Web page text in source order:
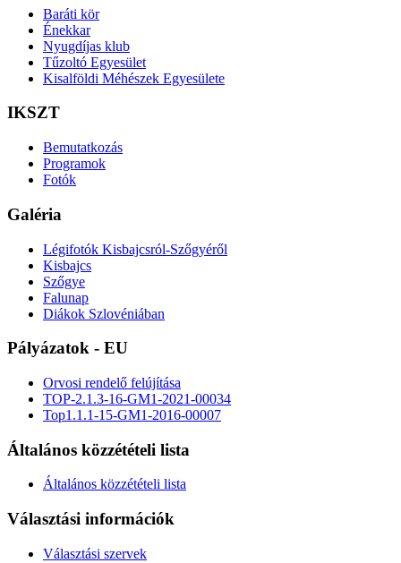
Baráti kör
Énekkar
Nyugdíjas klub
Tűzoltó Egyesület
Kisalföldi Méhészek Egyesülete
IKSZT
Bemutatkozás
Programok
Fotók
Galéria
Légifotók Kisbajcsról-Szőgyéről
Kisbajcs
Szőgye
Falunap
Diákok Szlovéniában
Pályázatok - EU
Orvosi rendelő felújítása
TOP-2.1.3-16-GM1-2021-00034
Top1.1.1-15-GM1-2016-00007
Általános közzétételi lista
Általános közzétételi lista
Választási információk
Választási szervek